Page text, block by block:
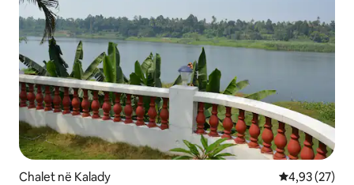
Chalet në Kalady Vlerësimi
4,93 (27)